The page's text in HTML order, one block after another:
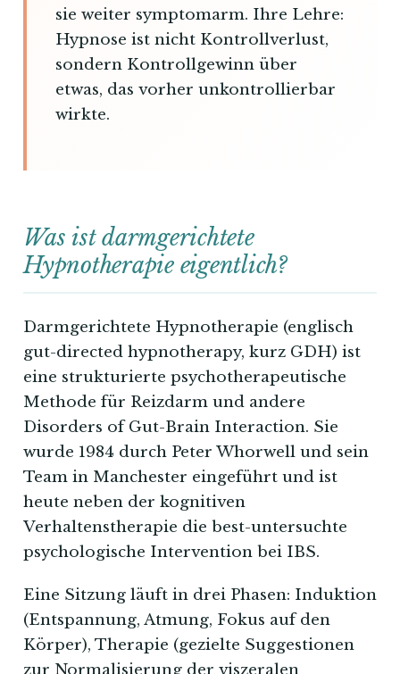
sie weiter symptomarm. Ihre Lehre:
Hypnose ist nicht Kontrollverlust,
sondern Kontrollgewinn über
etwas, das vorher unkontrollierbar
wirkte.
Was ist darmgerichtete
Hypnotherapie eigentlich?
Darmgerichtete Hypnotherapie (englisch
gut-directed hypnotherapy, kurz GDH) ist
eine strukturierte psychotherapeutische
Methode für Reizdarm und andere
Disorders of Gut-Brain Interaction. Sie
wurde 1984 durch Peter Whorwell und sein
Team in Manchester eingeführt und ist
heute neben der kognitiven
Verhaltenstherapie die best-untersuchte
psychologische Intervention bei IBS.
Eine Sitzung läuft in drei Phasen: Induktion
(Entspannung, Atmung, Fokus auf den
Körper), Therapie (gezielte Suggestionen
zur Normalisierung der viszeralen